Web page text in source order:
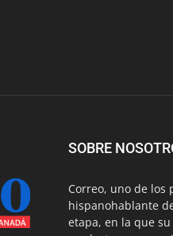
SOBRE
Correo, uno de los
hispanohablante
etapa, en la que